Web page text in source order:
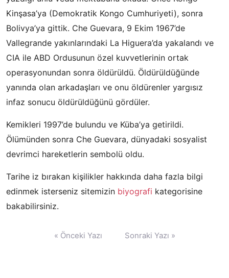
Kinşasa’ya (Demokratik Kongo Cumhuriyeti), sonra
Bolivya’ya gittik. Che Guevara, 9 Ekim 1967’de
Vallegrande yakınlarındaki La Higuera’da yakalandı ve
CIA ile ABD Ordusunun özel kuvvetlerinin ortak
operasyonundan sonra öldürüldü. Öldürüldüğünde
yanında olan arkadaşları ve onu öldürenler yargısız
infaz sonucu öldürüldüğünü gördüler.
Kemikleri 1997’de bulundu ve Küba’ya getirildi.
Ölümünden sonra Che Guevara, dünyadaki sosyalist
devrimci hareketlerin sembolü oldu.
Tarihe iz bırakan kişilikler hakkında daha fazla bilgi
edinmek isterseniz sitemizin biyografi kategorisine
bakabilirsiniz.
« Önceki Yazı Sonraki Yazı »